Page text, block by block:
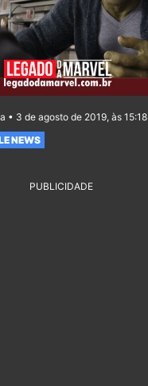
• 3 de agosto de 2019, às 15:18
NEWS
PUBLICIDADE